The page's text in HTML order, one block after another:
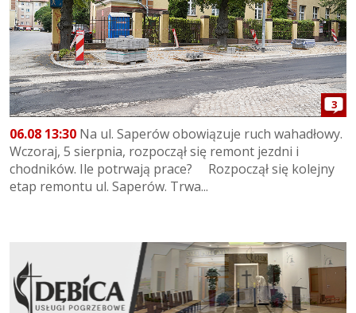
3
06.08 13:30 Na ul. Saperów obowiązuje ruch wahadłowy.
Wczoraj, 5 sierpnia, rozpoczął się remont jezdni i
chodników. Ile potrwają prace? Rozpoczął się kolejny
etap remontu ul. Saperów. Trwa...